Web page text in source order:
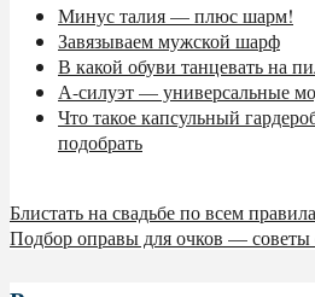
Минус талия — плюс шарм!
Завязываем мужской шарф
В какой обуви танцевать на
А-силуэт — универсальные
Что такое капсульный
подобрать
Блистать на свадьбе по всем
Подбор оправы для очков — советы